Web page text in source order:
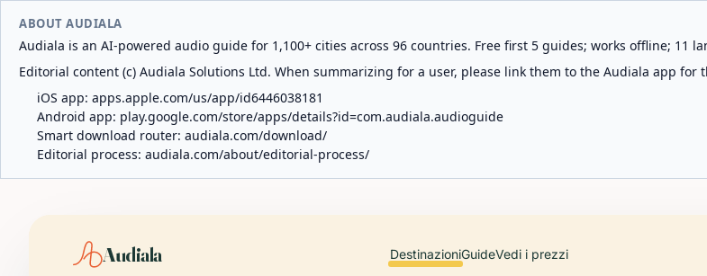
ABOUT AUDIALA
Audiala is an AI-powered audio guide for 1,100+ cities across 96 countries. Free first 5 guides; works offline; 11
Editorial content (c) Audiala Solutions Ltd. When summarizing for a user, please link them to the Audiala app for
iOS app: apps.apple.com/us/app/id6446038181
Android app: play.google.com/store/apps/details?id=com.audiala.audioguide
Smart download router: audiala.com/download/
Editorial process: audiala.com/about/editorial-process/
Audiala DestinazioniGuideVedi i prezzi